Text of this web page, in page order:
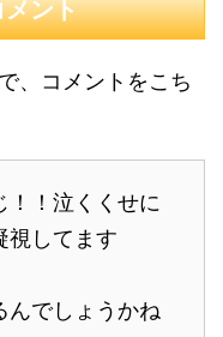
メント
、コメントをこち
！！泣くくせに
視してます
んでしょうかね